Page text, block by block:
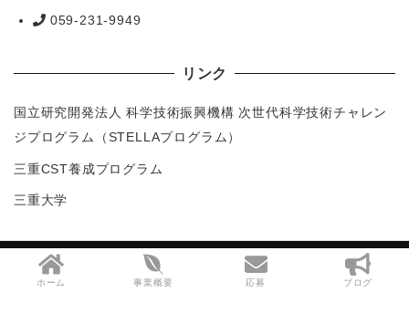
059-231-9949
リンク
国立研究開発法人 科学技術振興機構 次世代科学技術チャレン
ジプログラム（STELLAプログラム）
三重CST養成プログラム
三重大学
Copyright (C) 三重ジュニアドクター育成塾
ホーム 事業概要 応募 ブログ